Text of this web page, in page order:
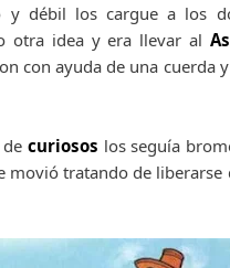
y débil los cargue a los
otra idea y era llevar al
con ayuda de una
curiosos los seguía
movió tratando de